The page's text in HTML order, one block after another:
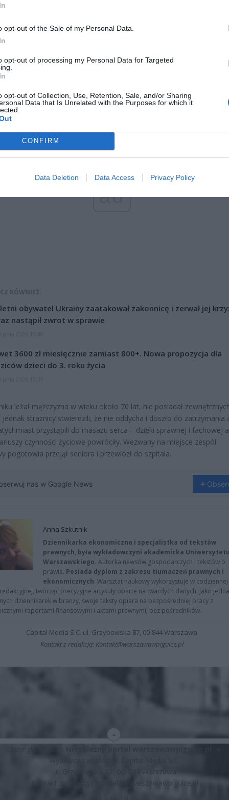
opt-out of the Sale of my Personal Data.
opt-out of processing my Personal Data for Targeted
opt-out of Collection, Use, Retention, Sale, and/or Sharing
Data that Is Unrelated with the Purposes for which it
CONFIRM
Data Deletion Data Access Privacy Policy
Fot. Straż Miejska m. St. Warszawy
około 11:07 straż miejska otrzymała zgłoszenie dotyczące
na chodniku przy ul. Olbrachta. Patrol z IV Oddziału Terenowego
w Warszawie natychmiast udał się na miejsce.
ad
RÓWNIEŻ:
obywatel Ukrainy zaatakował zakonnicę i zerwał jej
nastąpił zwrot w sprawie
3600 zł miesięcznie zamiast 800+. Nowa propozycja dla
dzieci do 3. roku życia
leżał mężczyzna w wieku około 70 lat, nie posiadał
jednak strażnicy stwierdzili, że nie oddycha i doszło do zatrzymania
przystąpili do masażu serca – dzięki sprawnej i fachowej
czynności życiowe powróciły. Wezwany na miejsce zespół
pogotowia przejął seniora i przewiózł do szpitala.
nas w Google News
Anna Szkutnik
Dziennikarka ekonomiczna i specjalistka od tekstów
prawnych, była wykładowczyni akademicka
Warszawskiego. Autorka newsów gospodarczych i tekstów o
prawie. Posiada dyplom z zakresu tłumaczeń prawnych i
ekonomicznych. Warsztat naukowy wykorzystuje w codziennej
tworząc precyzyjne artykuły oparte na twardych danych. Jako
dziennikarek w branży, swoje teksty opiera na bezpośredniej pracy z
raportami finansowymi i aktami prawnymi, bez pośredników.
Capital Media S.C. ul. Grzybowska 87, 00-844 Warszawa
Kontakt z redakcją: Kontakt@warszawawpigulce.pl
Kontakt z redakcją:
Kontakt@warszawawpigulce.pl